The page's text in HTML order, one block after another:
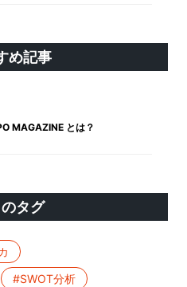
め記事
MAGAZINE とは？
タグ
#SWOT分析